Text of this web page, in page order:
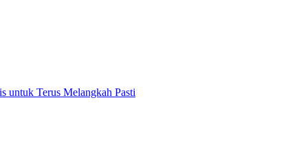
Terus Melangkah Pasti